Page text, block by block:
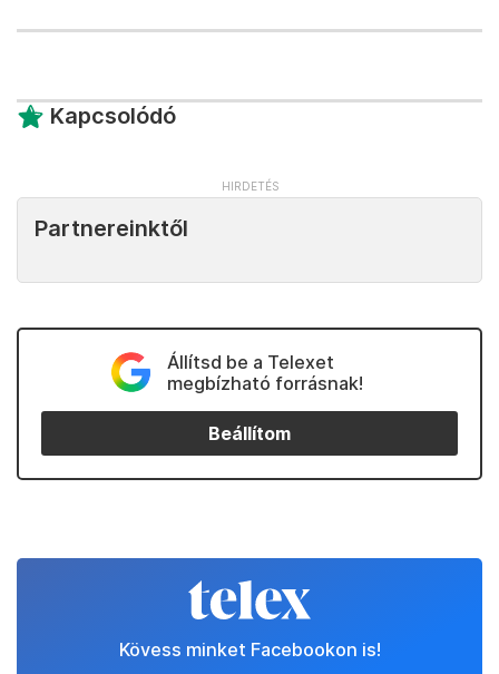
Kapcsolódó
Partnereinktől
Állítsd be a Telexet
megbízható forrásnak!
Beállítom
Kövess minket Facebookon is!